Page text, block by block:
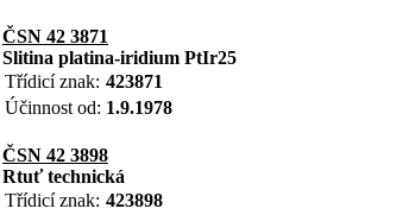
ČSN 42 3871
Slitina platina-iridium PtIr25
Třídicí znak: 423871
Účinnost od: 1.9.1978
ČSN 42 3898
Rtuť technická
Třídicí znak: 423898